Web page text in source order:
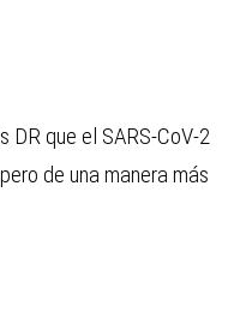
DR que el SARS-CoV-2
de una manera más